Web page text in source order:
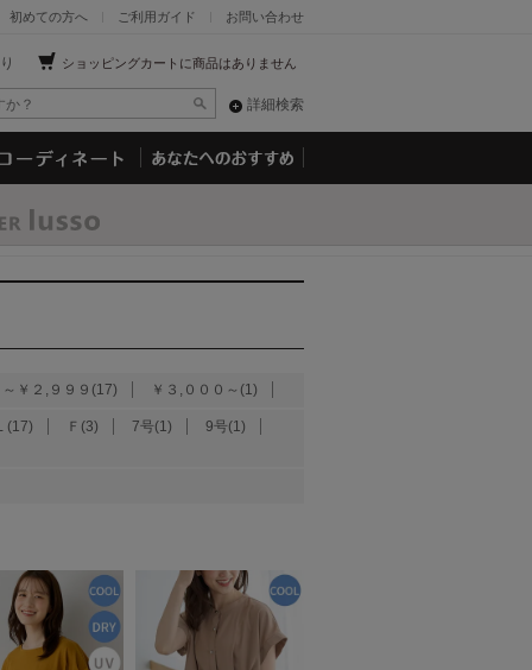
お問い合わせ
ご利用ガイド
初めての方へ
ショッピングカートに商品はありません
詳細検索
～￥２,９９９(17) ￥３,０００～(1)
(17) Ｆ(3) 7号(1)
9号(1)